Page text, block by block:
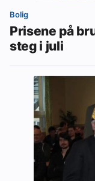
Bolig
Prisene på
steg i juli